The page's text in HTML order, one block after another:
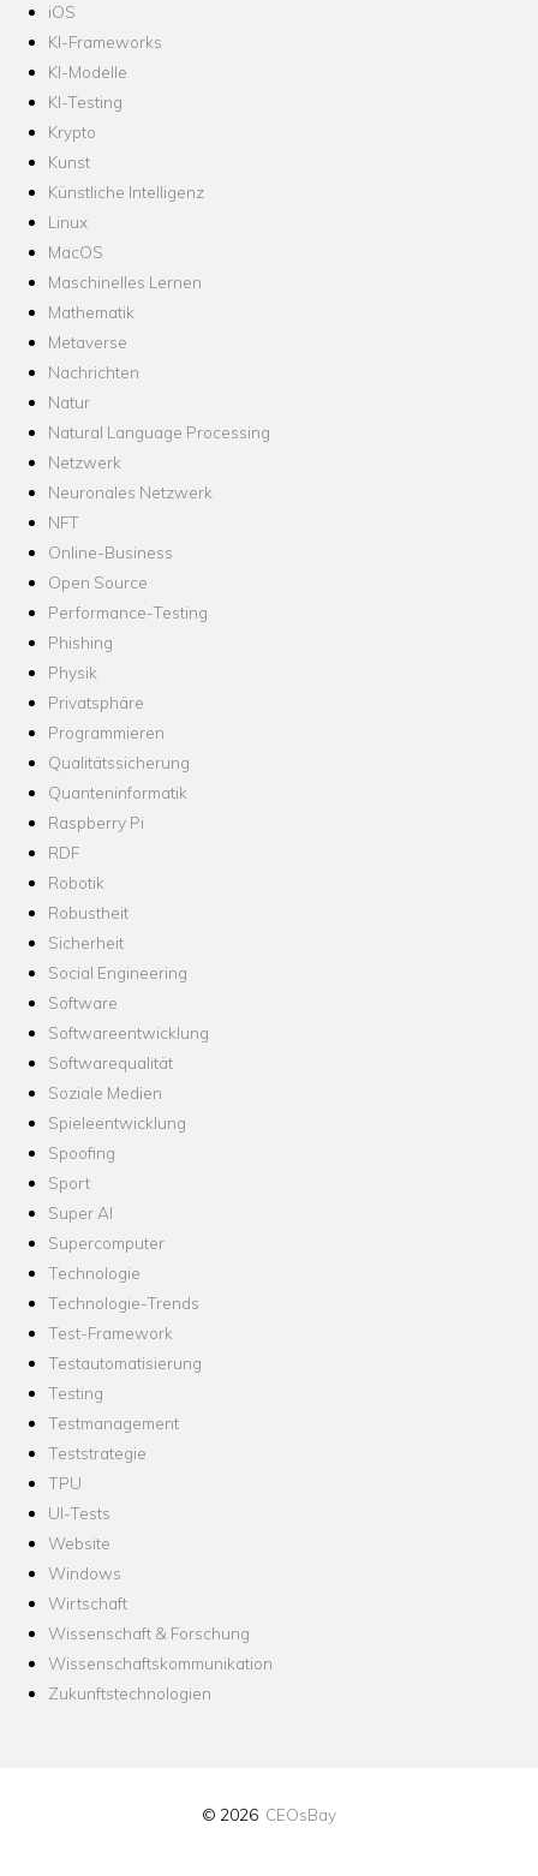
iOS
KI-Frameworks
KI-Modelle
KI-Testing
Krypto
Kunst
Künstliche Intelligenz
Linux
MacOS
Maschinelles Lernen
Mathematik
Metaverse
Nachrichten
Natur
Natural Language Processing
Netzwerk
Neuronales Netzwerk
NFT
Online-Business
Open Source
Performance-Testing
Phishing
Physik
Privatsphäre
Programmieren
Qualitätssicherung
Quanteninformatik
Raspberry Pi
RDF
Robotik
Robustheit
Sicherheit
Social Engineering
Software
Softwareentwicklung
Softwarequalität
Soziale Medien
Spieleentwicklung
Spoofing
Sport
Super AI
Supercomputer
Technologie
Technologie-Trends
Test-Framework
Testautomatisierung
Testing
Testmanagement
Teststrategie
TPU
UI-Tests
Website
Windows
Wirtschaft
Wissenschaft & Forschung
Wissenschaftskommunikation
Zukunftstechnologien
© 2026 CEOsBay